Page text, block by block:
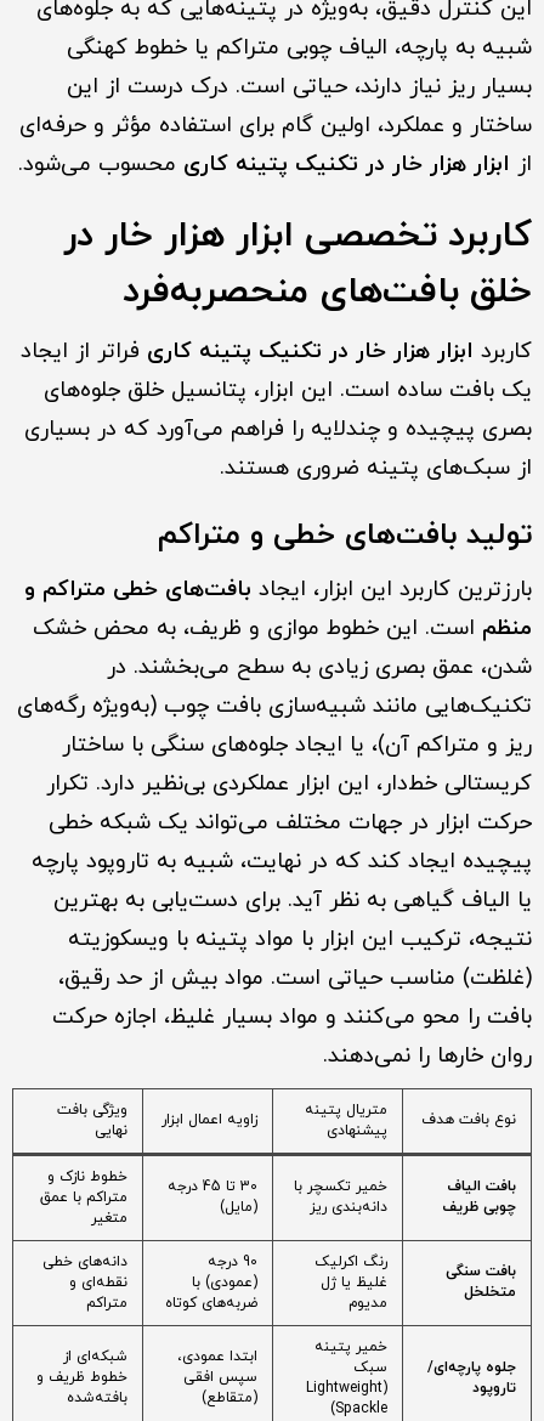
این کنترل دقیق، به‌ویژه در پتینه‌هایی که به جلوه‌های
شبیه به پارچه، الیاف چوبی متراکم یا خطوط کهنگی
بسیار ریز نیاز دارند، حیاتی است. درک درست از این
ساختار و عملکرد، اولین گام برای استفاده مؤثر و حرفه‌ای
از ابزار هزار خار در تکنیک پتینه کاری محسوب می‌شود.
کاربرد تخصصی ابزار هزار خار در
خلق بافت‌های منحصربه‌فرد
کاربرد ابزار هزار خار در تکنیک پتینه کاری فراتر از ایجاد
یک بافت ساده است. این ابزار، پتانسیل خلق جلوه‌های
بصری پیچیده و چندلایه را فراهم می‌آورد که در بسیاری
از سبک‌های پتینه ضروری هستند.
تولید بافت‌های خطی و متراکم
بارزترین کاربرد این ابزار، ایجاد بافت‌های خطی متراکم و
منظم است. این خطوط موازی و ظریف، به محض خشک
شدن، عمق بصری زیادی به سطح می‌بخشند. در
تکنیک‌هایی مانند شبیه‌سازی بافت چوب (به‌ویژه رگه‌های
ریز و متراکم آن)، یا ایجاد جلوه‌های سنگی با ساختار
کریستالی خط‌دار، این ابزار عملکردی بی‌نظیر دارد. تکرار
حرکت ابزار در جهات مختلف می‌تواند یک شبکه خطی
پیچیده ایجاد کند که در نهایت، شبیه به تاروپود پارچه
یا الیاف گیاهی به نظر آید. برای دست‌یابی به بهترین
نتیجه، ترکیب این ابزار با مواد پتینه با ویسکوزیته
(غلظت) مناسب حیاتی است. مواد بیش از حد رقیق،
بافت را محو می‌کنند و مواد بسیار غلیظ، اجازه حرکت
روان خارها را نمی‌دهند.
نوع بافت هدف
متریال پتینه
پیشنهادی
زاویه اعمال ابزار
ویژگی بافت
نهایی
بافت الیاف
چوبی ظریف
خمیر تکسچر با
دانه‌بندی ریز
30 تا 45 درجه
(مایل)
خطوط نازک و
متراکم با عمق
متغیر
بافت سنگی
متخلخل
رنگ اکرلیک
غلیظ یا ژل
مدیوم
90 درجه
(عمودی) با
ضربه‌های کوتاه
دانه‌های خطی
نقطه‌ای و
متراکم
جلوه پارچه‌ای/
تاروپود
خمیر پتینه
سبک
(Lightweight
Spackle)
ابتدا عمودی،
سپس افقی
(متقاطع)
شبکه‌ای از
خطوط ظریف و
بافته‌شده